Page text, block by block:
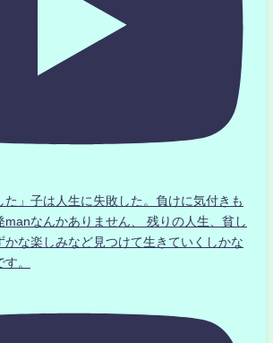
た」子は人生に失敗した。負けに気付きも
manなんかありません、 残りの人生、貧し
かな楽しみなど見つけて生きていくしかな
。